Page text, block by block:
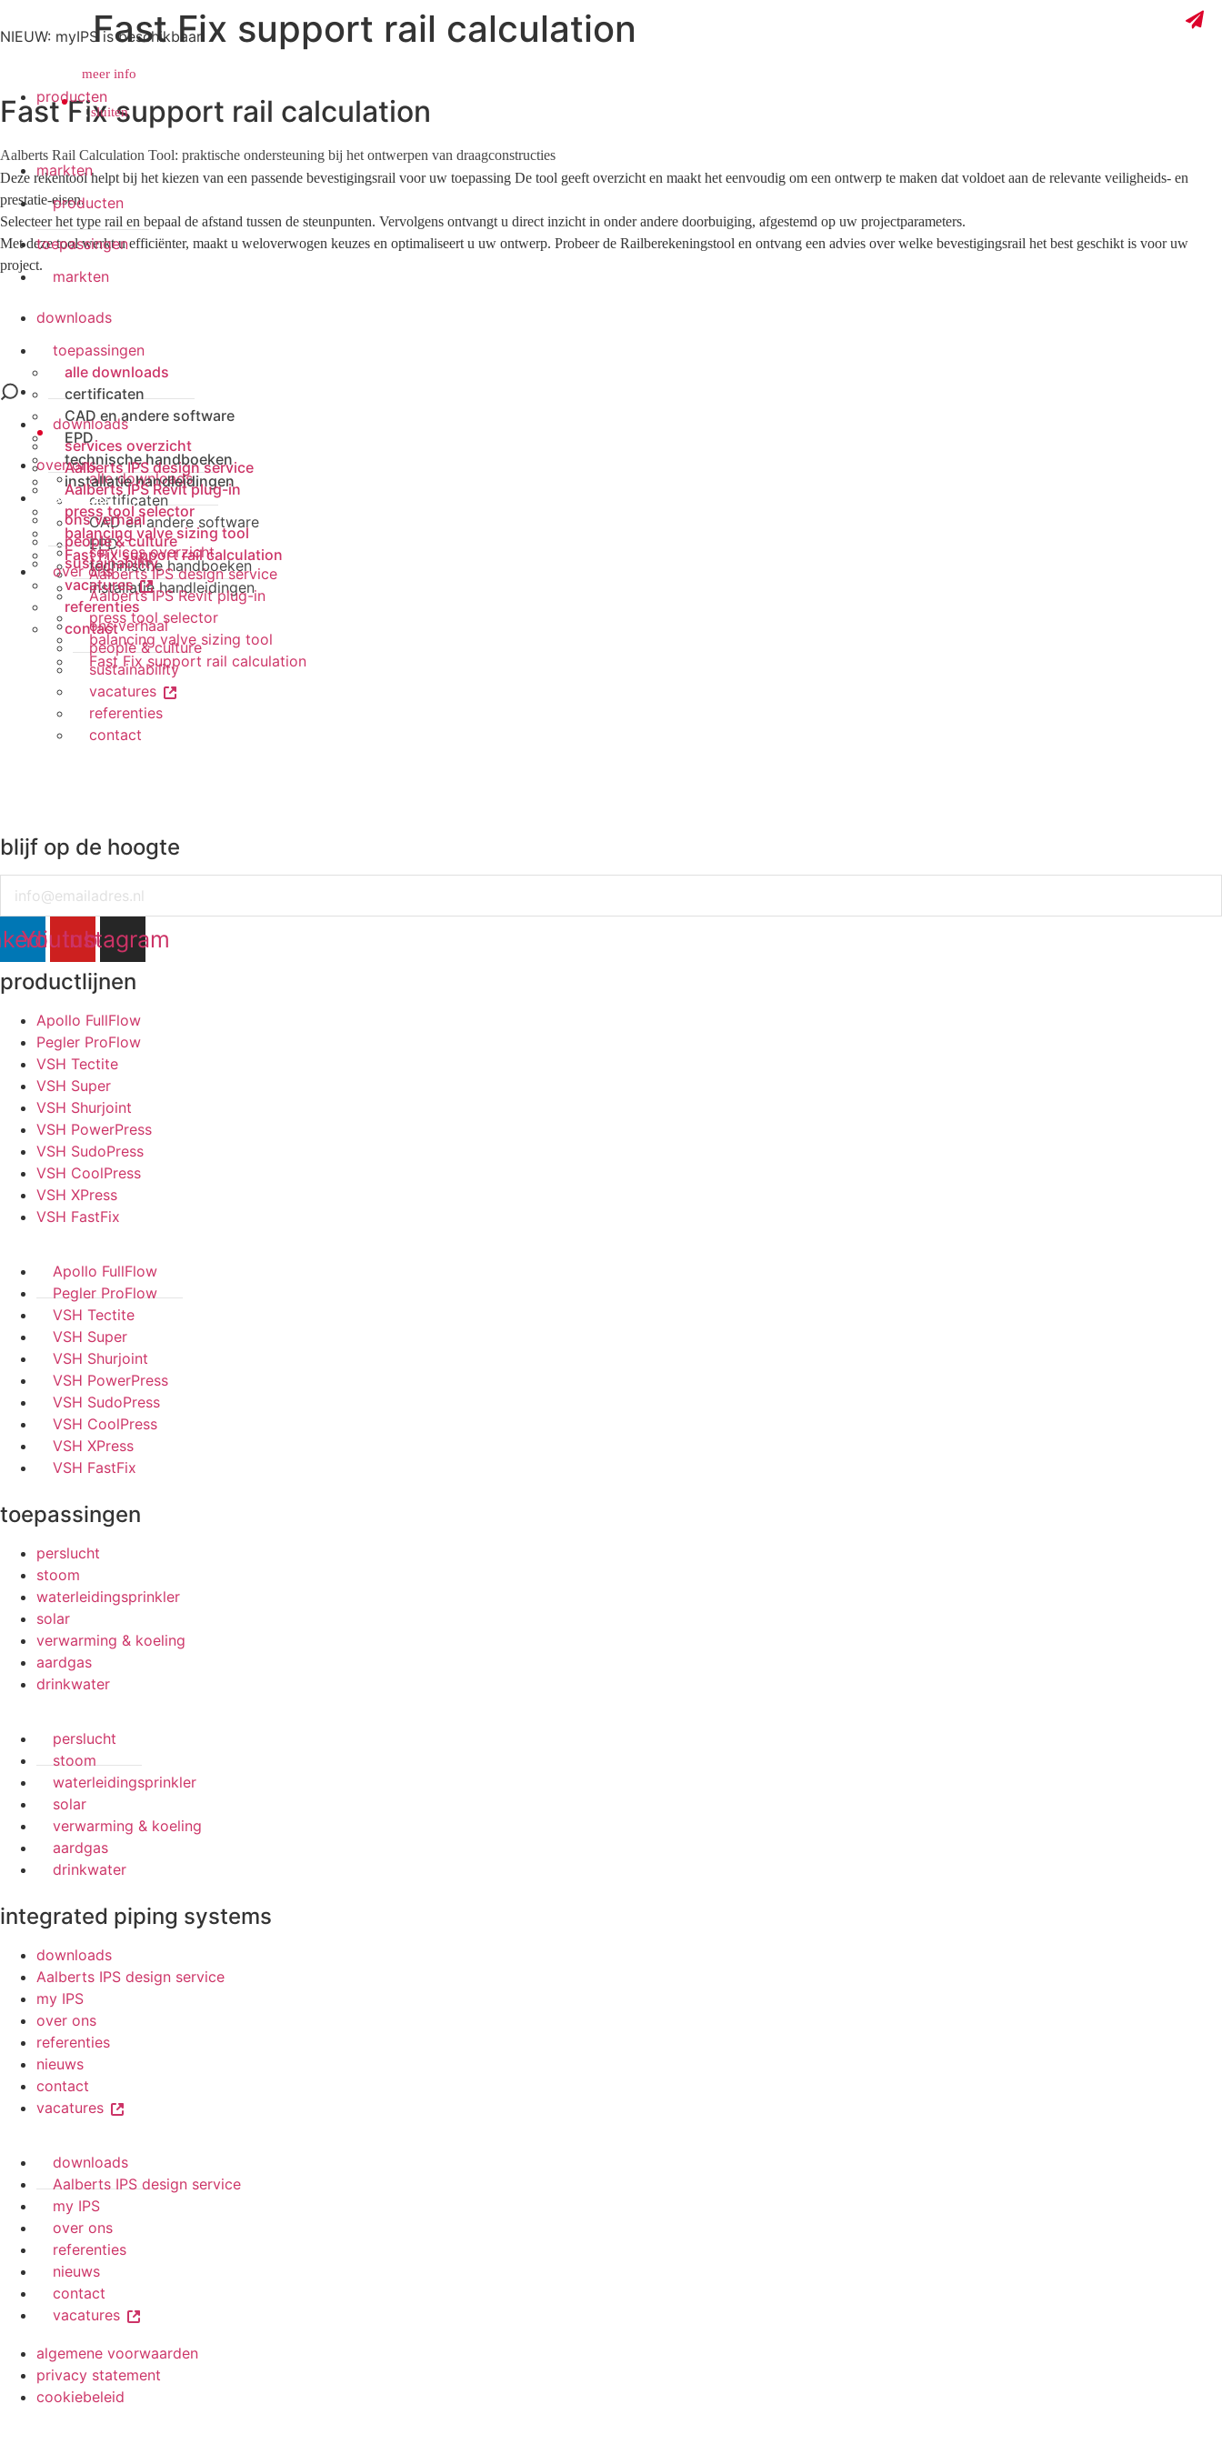
NIEUW: myIPS is beschikbaar
meer info
sluiten
sluiten
producten
markten
toepassingen
downloads
alle downloads
certificaten
CAD en andere software
EPD
technische handboeken
installatie handleidingen
services
services overzicht
Aalberts IPS design service
Aalberts IPS Revit plug-in
press tool selector
balancing valve sizing tool
Fast Fix support rail calculation
over ons
ons verhaal
people & culture
sustainability
vacatures
referenties
contact
producten
markten
toepassingen
downloads
alle downloads
certificaten
CAD en andere software
EPD
technische handboeken
installatie handleidingen
services
services overzicht
Aalberts IPS design service
Aalberts IPS Revit plug-in
press tool selector
balancing valve sizing tool
Fast Fix support rail calculation
over ons
ons verhaal
people & culture
sustainability
vacatures
referenties
contact
Fast Fix support rail calculation
Fast Fix support rail calculation
Aalberts Rail Calculation Tool: praktische ondersteuning bij het ontwerpen van draagconstructies
Deze rekentool helpt bij het kiezen van een passende bevestigingsrail voor uw toepassing De tool geeft overzicht en maakt het eenvoudig om een ontwerp te maken dat voldoet aan de relevante veiligheids- en
prestatie-eisen.
Selecteer het type rail en bepaal de afstand tussen de steunpunten. Vervolgens ontvangt u direct inzicht in onder andere doorbuiging, afgestemd op uw projectparameters.
Met deze tool werkt u efficiënter, maakt u weloverwogen keuzes en optimaliseert u uw ontwerp. Probeer de Railberekeningstool en ontvang een advies over welke bevestigingsrail het best geschikt is voor uw
project.
blijf op de hoogte
Youtube
Instagram
productlijnen
Apollo FullFlow
Pegler ProFlow
VSH Tectite
VSH Super
VSH Shurjoint
VSH PowerPress
VSH SudoPress
VSH CoolPress
VSH XPress
VSH FastFix
Apollo FullFlow
Pegler ProFlow
VSH Tectite
VSH Super
VSH Shurjoint
VSH PowerPress
VSH SudoPress
VSH CoolPress
VSH XPress
VSH FastFix
toepassingen
perslucht
stoom
waterleidingsprinkler
solar
verwarming & koeling
aardgas
drinkwater
perslucht
stoom
waterleidingsprinkler
solar
verwarming & koeling
aardgas
drinkwater
integrated piping systems
downloads
Aalberts IPS design service
my IPS
over ons
referenties
nieuws
contact
vacatures
downloads
Aalberts IPS design service
my IPS
over ons
referenties
nieuws
contact
vacatures
algemene voorwaarden
privacy statement
cookiebeleid